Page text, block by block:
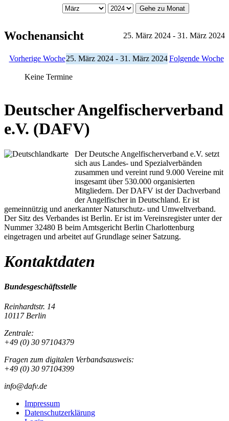
Gehe zu Monat
Wochenansicht 25. März 2024 - 31. März 2024
Vorherige Woche25. März 2024 - 31. März 2024Folgende Woche
Keine Termine
Deutscher Angelfischerverband
e.V. (DAFV)
Der Deutsche Angelfischerverband e.V. setzt
sich aus Landes- und Spezialverbänden
zusammen und vereint rund 9.000 Vereine mit
insgesamt über 530.000 organisierten
Mitgliedern. Der DAFV ist der Dachverband
der Angelfischer in Deutschland. Er ist
gemeinnützig und anerkannter Naturschutz- und Umweltverband.
Der Sitz des Verbandes ist Berlin. Er ist im Vereinsregister unter der
Nummer 32480 B beim Amtsgericht Berlin Charlottenburg
eingetragen und arbeitet auf Grundlage seiner Satzung.
Kontaktdaten
Bundesgeschäftsstelle
Reinhardtstr. 14
10117 Berlin
Zentrale:
+49 (0) 30 97104379
Fragen zum digitalen Verbandsausweis:
+49 (0) 30 97104399
info@dafv.de
Impressum
Datenschutzerklärung